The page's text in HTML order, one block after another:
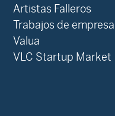
Artistas Falleros
Trabajos de
Valua
VLC Startup Market